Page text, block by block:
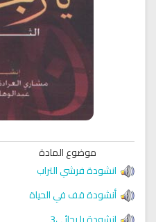
موضوع المادة
انشودة فرشي التراب
أنشودة قف في الحياة